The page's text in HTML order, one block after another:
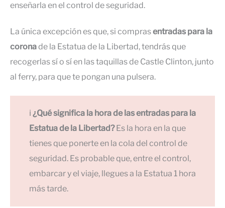
enseñarla en el control de seguridad.
La única excepción es que, si comprasentradas para la
coronade la Estatua de la Libertad, tendrás que
recogerlas sí o sí en las taquillas de Castle Clinton, junto
al ferry, para que te pongan una pulsera.
ℹ️ ¿Qué significa la hora de las entradas para la
Estatua de la Libertad? Es la hora en la que
tienes que ponerte en la cola del control de
seguridad. Es probable que, entre el control,
embarcar y el viaje, llegues a la Estatua 1 hora
más tarde.